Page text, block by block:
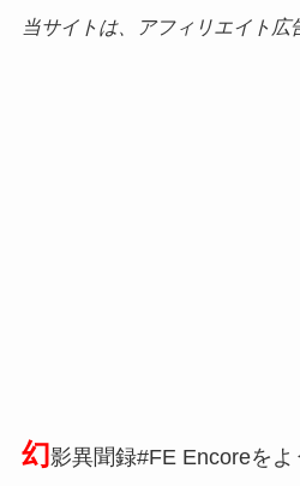
当サイトは、アフィリエイト広
幻影異聞録#FE Encoreを